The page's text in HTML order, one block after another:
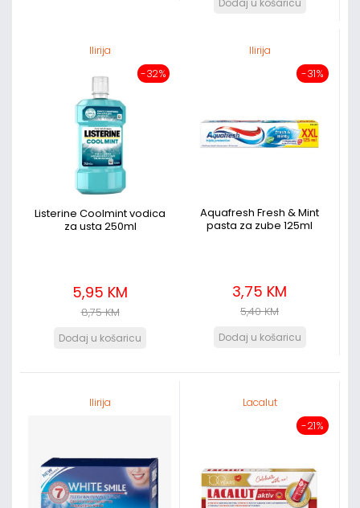
Ilirija
-32%
Listerine Coolmint vodica
za usta 250ml
5,95 KM
8,75 KM
Ilirija
-31%
Aquafresh Fresh & Mint
pasta za zube 125ml
3,75 KM
5,40 KM
Ilirija Lacalut
-21%